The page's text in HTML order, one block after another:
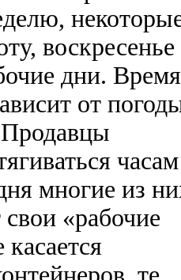
дни. Время
от
многие из
«рабочие